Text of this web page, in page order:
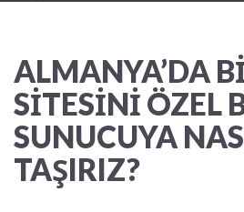
ALMANYA’DA
SITESINI ÖZEL
SUNUCUYA
TAŞIRIZ?